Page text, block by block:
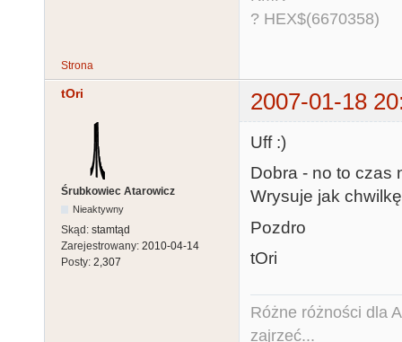
? HEX$(6670358)
Strona
tOri 2007-01-18
Śrubkowiec Atarowicz
Nieaktywny
Skąd: stamtąd
Zarejestrowany: 2010-04-14
Posty: 2,307
Uff :)
Dobra - no to czas
Wrysuje jak
Pozdro
tOri
Różne różności dla
zajrzeć...